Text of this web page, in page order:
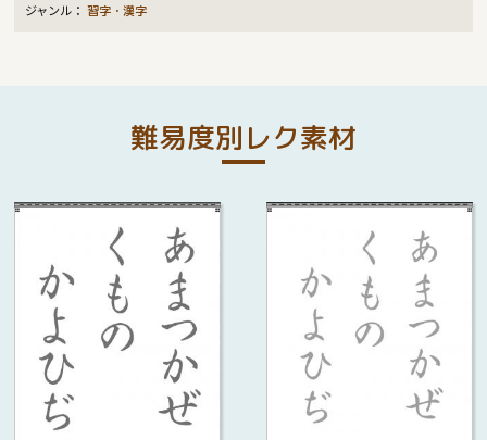
ジャンル：習字・漢字
難易度別レク素材